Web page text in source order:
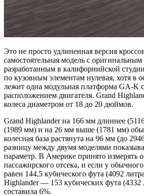
Это не просто удлиненная версия
самостоятельная модель с
разработанным в калифорнийской
по кузовным элементам нулевая, хотя в
лежит одна модульная платформа GA-K
расположением двигателя. Grand
колеса диаметром от 18 до 20 дюймов.
Grand Highlander на 166 мм длиннее
(1989 мм) и на 26 мм выше (1781 мм)
колесная база растянута на 96 мм (до
разницу между двумя моделями
параметр. В Америке принято измерять
пассажирского отсека, и если у
равен 144,5 кубического фута (4092
Highlander — 153 кубических фута (4332
составила 6%.